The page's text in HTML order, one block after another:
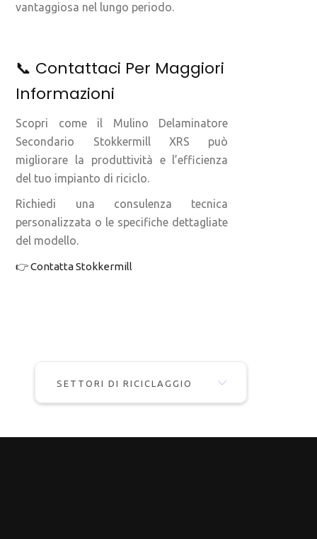
vantaggiosa nel lungo periodo.
📞 Contattaci Per Maggiori
Informazioni
Scopri come il Mulino Delaminatore
Secondario Stokkermill XRS può
migliorare la produttività e l’efficienza
del tuo impianto di riciclo.
Richiedi una consulenza tecnica
personalizzata o le specifiche dettagliate
del modello.
👉 Contatta Stokkermill
SETTORI DI RICICLAGGIO